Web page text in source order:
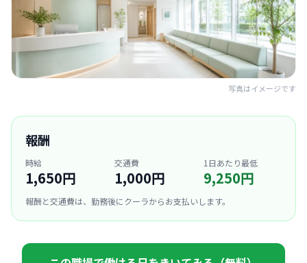
写真はイメージです
報酬
時給
1,650円
交通費
1,000円
1日あたり最低
9,250円
報酬と交通費は、勤務後にクーラからお支払いします。